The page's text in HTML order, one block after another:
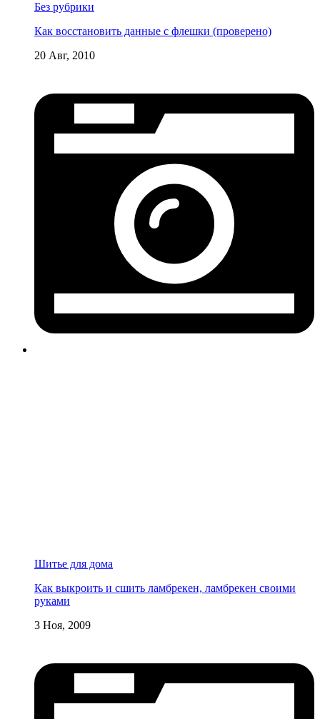
Без рубрики
Как восстановить данные с флешки (проверено)
20 Авг, 2010
Шитье для дома
Как выкроить и сшить ламбрекен, ламбрекен своими
руками
3 Ноя, 2009